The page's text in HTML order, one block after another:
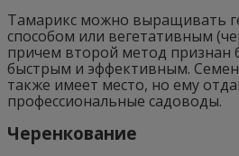
Тамарикс можно выращивать
способом или вегетативным
причем второй метод признан
быстрым и эффективным.
также имеет место, но ему
профессиональные садоводы.
Черенкование